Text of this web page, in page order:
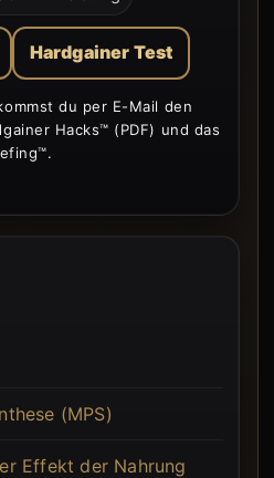
Hardgainer Test
du per E-Mail den
Hacks™ (PDF) und das
(MPS)
Effekt der Nahrung